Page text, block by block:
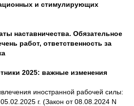
и стимулирующих
наставничества. Обязательное
работ, ответственность за
2025: важные изменения
иностранной рабочей силы:
г. (Закон от 08.08.2024 N